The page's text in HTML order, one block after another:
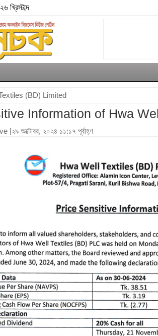
খ্রিস্টাব্দ
(BD) Limited
Information of Hwa
|২৯ অক্টোবর, ২০২৪ ১১:১৭ পূর্বাহ্ণ